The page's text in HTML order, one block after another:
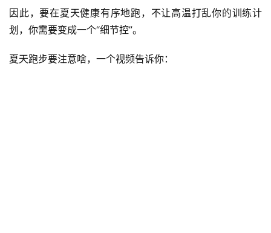
因此，要在夏天健康有序地跑，不让高温打乱你的训练计
划，你需要变成一个“细节控”。
夏天跑步要注意啥，一个视频告诉你：